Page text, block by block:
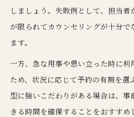
しましょう。失敗例として、担当
が限られてカウンセリングが十分で
ます。
一方、急な用事や思い立った時に利
ため、状況に応じて予約の有無を選
型に強いこだわりがある場合は、
きる時間を確保することをおすすめ